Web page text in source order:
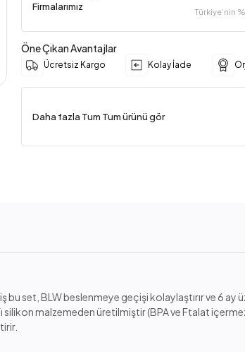
Firmalarımız
Türkiye’nin
Öne Çıkan Avantajlar
Ücretsiz Kargo Kolay İade
Daha fazla Tum Tum ürünü gör
set, BLW beslenmeye geçişi kolaylaştırır ve 6 ay
silikon malzemeden üretilmiştir (BPA ve Ftalat